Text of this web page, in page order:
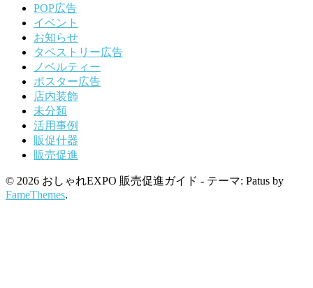
POP広告
イベント
お知らせ
タペストリー広告
ノベルティー
ポスター広告
店内装飾
未分類
活用事例
販促什器
販売促進
© 2026 おしゃれEXPO 販売促進ガイド - テーマ: Patus by
FameThemes.